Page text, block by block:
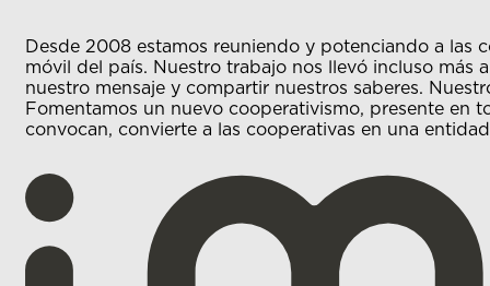
Desde 2008 estamos reuniendo y potenciando a
móvil del país. Nuestro trabajo nos llevó incluso más
nuestro mensaje y compartir nuestros saberes.
Fomentamos un nuevo cooperativismo, presente en
convocan, convierte a las cooperativas en una